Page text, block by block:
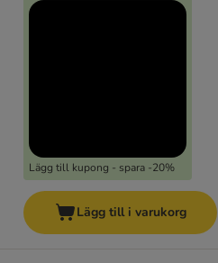
Lägg till kupong - spara -20%
Lägg till i varukorg